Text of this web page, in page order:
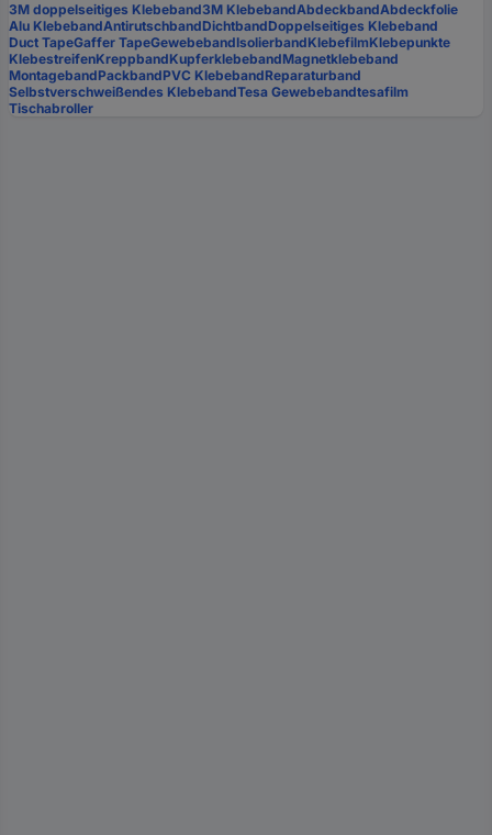
3M doppelseitiges Klebeband3M KlebebandAbdeckbandAbdeckfolie
Alu KlebebandAntirutschbandDichtbandDoppelseitiges Klebeband
Duct TapeGaffer TapeGewebebandIsolierbandKlebefilmKlebepunkte
KlebestreifenKreppbandKupferklebebandMagnetklebeband
MontagebandPackbandPVC KlebebandReparaturband
Selbstverschweißendes KlebebandTesa Gewebebandtesafilm
Tischabroller